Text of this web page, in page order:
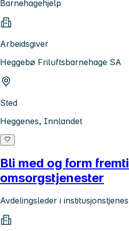
Barnehagehjelp
Arbeidsgiver
Heggebø Friluftsbarnehage SA
Sted
Heggenes, Innlandet
Bli med og form
omsorgstjenester
Avdelingsleder i